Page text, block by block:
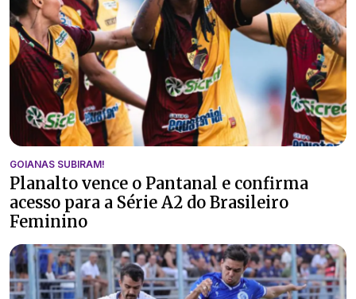
GOIANAS SUBIRAM!
Planalto vence o Pantanal e confirma
acesso para a Série A2 do Brasileiro
Feminino